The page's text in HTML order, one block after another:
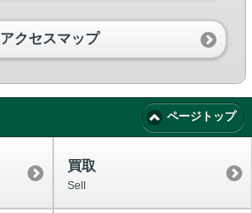
アクセスマップ
ページトップ
買取
Sell